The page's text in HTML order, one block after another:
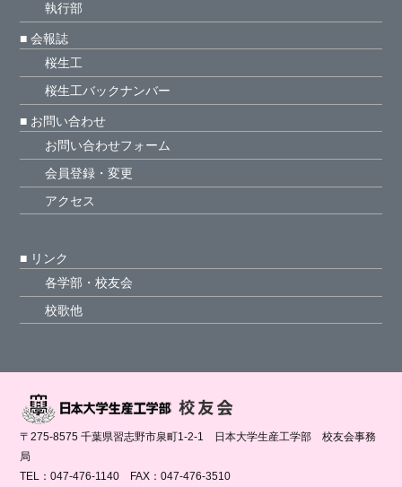
執行部
■ 会報誌
桜生工
桜生工バックナンバー
■ お問い合わせ
お問い合わせフォーム
会員登録・変更
アクセス
■ リンク
各学部・校友会
校歌他
〒275-8575 千葉県習志野市泉町1-2-1 日本大学生産工学部 校友会事務
局
TEL：047-476-1140 FAX：047-476-3510